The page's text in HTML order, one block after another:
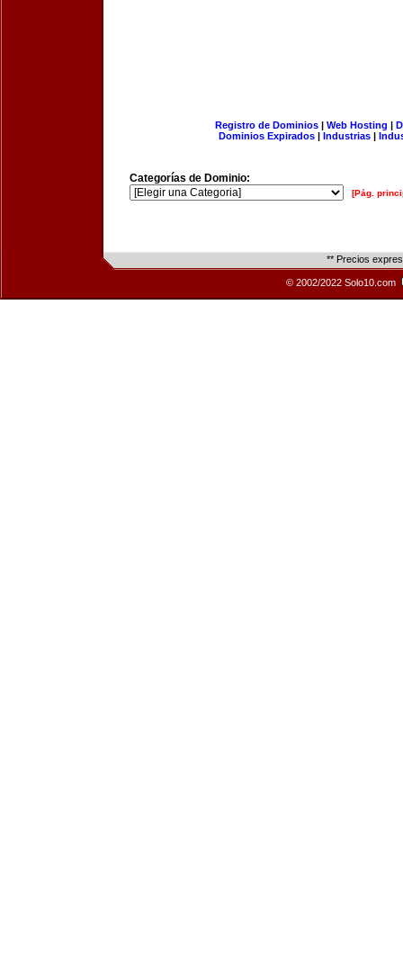
Registro de Dominios| Web Hosting |
Dominios Expirados | Industrias |
Categorías de Dominio:
[Pág.
** Precios
© 2002/2022 Solo10.com